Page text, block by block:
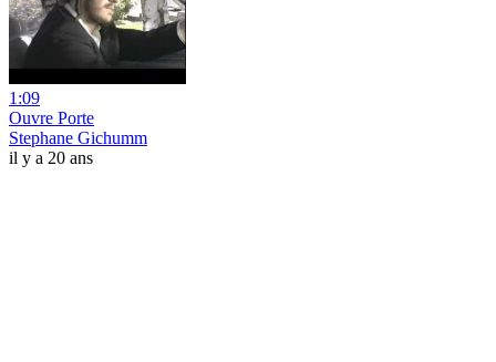
1:09
Ouvre Porte
Stephane Gichumm
il y a 20 ans